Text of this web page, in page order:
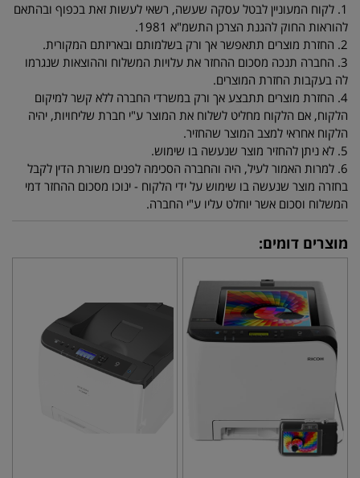
1. לקוח המעוניין לבטל עסקה שעשה, רשאי לעשות זאת בכפוף ובהתאם
להוראות החוק להגנת הצרכן התשמ"א 1981.
2. החזרת מוצרים תתאפשר אך ורק בשלמותם ובאריזתם המקורית.
3. החברה תנכה מסכום ההחזר את עלויות המשלוח וההוצאות שנגרמו
לה בעקבות החזרת המוצרים.
4. החזרת מוצרים תתבצע אך ורק במשרדי החברה ללא קשר למיקום
הלקוח, אם הלקוח מחליט לשלוח את המוצר ע"י חברת שליחויות, יהיה
הלקוח אחראי למצב המוצר שהחזיר.
5. לא ניתן להחזיר מוצר שנעשה בו שימוש.
6. למרות האמור לעיל, היה והחברה הסכימה לפנים משורת הדין לקבל
בחזרה מוצר שנעשה בו שימוש על ידי הלקוח - ינוכו מסכום ההחזר דמי
המשלוח וסכום אשר יוחלט עליו ע"י החברה.
מוצרים דומים: